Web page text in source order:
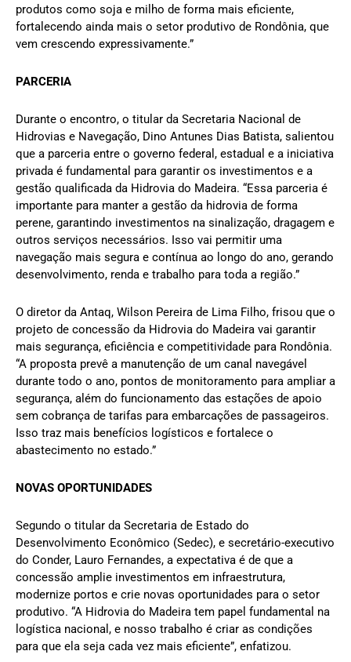
produtos como soja e milho de forma mais eficiente,
fortalecendo ainda mais o setor produtivo de Rondônia, que
vem crescendo expressivamente.”
PARCERIA
Durante o encontro, o titular da Secretaria Nacional de
Hidrovias e Navegação, Dino Antunes Dias Batista, salientou
que a parceria entre o governo federal, estadual e a iniciativa
privada é fundamental para garantir os investimentos e a
gestão qualificada da Hidrovia do Madeira. “Essa parceria é
importante para manter a gestão da hidrovia de forma
perene, garantindo investimentos na sinalização, dragagem e
outros serviços necessários. Isso vai permitir uma
navegação mais segura e contínua ao longo do ano, gerando
desenvolvimento, renda e trabalho para toda a região.”
O diretor da Antaq, Wilson Pereira de Lima Filho, frisou que o
projeto de concessão da Hidrovia do Madeira vai garantir
mais segurança, eficiência e competitividade para Rondônia.
“A proposta prevê a manutenção de um canal navegável
durante todo o ano, pontos de monitoramento para ampliar a
segurança, além do funcionamento das estações de apoio
sem cobrança de tarifas para embarcações de passageiros.
Isso traz mais benefícios logísticos e fortalece o
abastecimento no estado.”
NOVAS OPORTUNIDADES
Segundo o titular da Secretaria de Estado do
Desenvolvimento Econômico (Sedec), e secretário-executivo
do Conder, Lauro Fernandes, a expectativa é de que a
concessão amplie investimentos em infraestrutura,
modernize portos e crie novas oportunidades para o setor
produtivo. “A Hidrovia do Madeira tem papel fundamental na
logística nacional, e nosso trabalho é criar as condições
para que ela seja cada vez mais eficiente”, enfatizou.